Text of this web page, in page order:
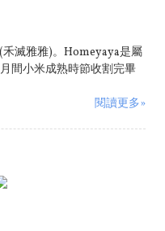
滅雅雅)。Homeyaya是屬
間小米成熟時節收割完畢
閱讀更多»